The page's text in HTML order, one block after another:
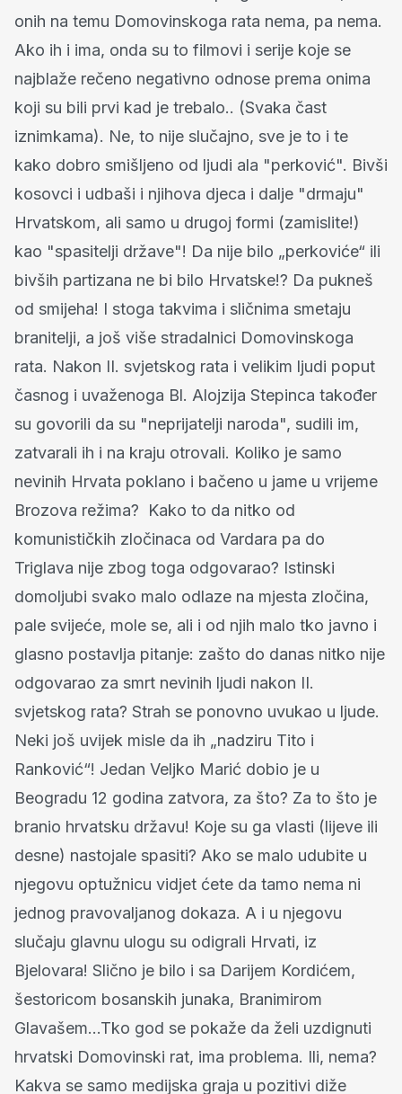
onih na temu Domovinskoga rata nema, pa nema.
Ako ih i ima, onda su to filmovi i serije koje se
najblaže rečeno negativno odnose prema onima
koji su bili prvi kad je trebalo.. (Svaka čast
iznimkama). Ne, to nije slučajno, sve je to i te
kako dobro smišljeno od ljudi ala "perković". Bivši
kosovci i udbaši i njihova djeca i dalje "drmaju"
Hrvatskom, ali samo u drugoj formi (zamislite!)
kao "spasitelji države"! Da nije bilo „perkoviće“ ili
bivših partizana ne bi bilo Hrvatske!? Da pukneš
od smijeha! I stoga takvima i sličnima smetaju
branitelji, a još više stradalnici Domovinskoga
rata. Nakon II. svjetskog rata i velikim ljudi poput
časnog i uvaženoga Bl. Alojzija Stepinca također
su govorili da su "neprijatelji naroda", sudili im,
zatvarali ih i na kraju otrovali. Koliko je samo
nevinih Hrvata poklano i bačeno u jame u vrijeme
Brozova režima? Kako to da nitko od
komunističkih zločinaca od Vardara pa do
Triglava nije zbog toga odgovarao? Istinski
domoljubi svako malo odlaze na mjesta zločina,
pale svijeće, mole se, ali i od njih malo tko javno i
glasno postavlja pitanje: zašto do danas nitko nije
odgovarao za smrt nevinih ljudi nakon II.
svjetskog rata? Strah se ponovno uvukao u ljude.
Neki još uvijek misle da ih „nadziru Tito i
Ranković“! Jedan Veljko Marić dobio je u
Beogradu 12 godina zatvora, za što? Za to što je
branio hrvatsku državu! Koje su ga vlasti (lijeve ili
desne) nastojale spasiti? Ako se malo udubite u
njegovu optužnicu vidjet ćete da tamo nema ni
jednog pravovaljanog dokaza. A i u njegovu
slučaju glavnu ulogu su odigrali Hrvati, iz
Bjelovara! Slično je bilo i sa Darijem Kordićem,
šestoricom bosanskih junaka, Branimirom
Glavašem...Tko god se pokaže da želi uzdignuti
hrvatski Domovinski rat, ima problema. Ili, nema?
Kakva se samo medijska graja u pozitivi diže